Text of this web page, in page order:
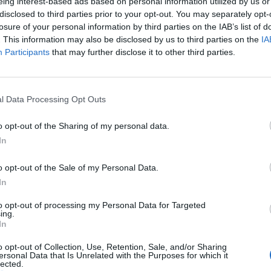
to third parties prior to your opt-out. You may separately
of your personal information by third parties on the IAB’s list of
This information may also be disclosed by us to third parties on the
Participants that may further disclose it to other third parties.
Data Processing Opt Outs
opt-out of the Sharing of my personal data.
opt-out of the Sale of my Personal Data.
opt-out of processing my Personal Data for Targeted
opt-out of Collection, Use, Retention, Sale, and/or Sharing
Data that Is Unrelated with the Purposes for which it
swoją nazwę by uczcić Polaka Stanisława Pełczyńskiego,
wyspę, gdy jej mieszkańcy mieli problemy z nawadnianiem plantacji